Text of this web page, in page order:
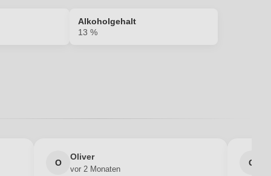
Alkoholgehalt
13 %
O
Oliver
vor 2 Monaten
G